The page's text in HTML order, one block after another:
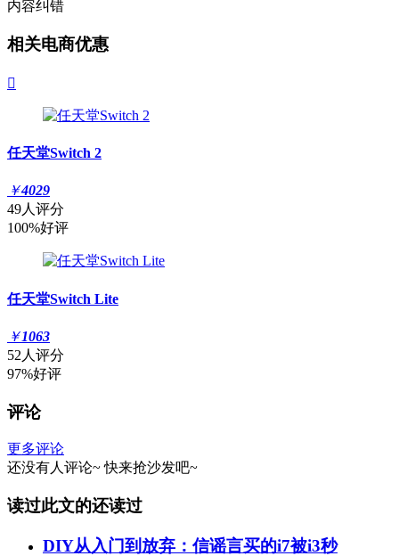
内容纠错
相关电商优惠

任天堂Switch 2
￥4029
49人评分
100%好评
任天堂Switch Lite
￥1063
52人评分
97%好评
评论
更多评论
还没有人评论~ 快来抢沙发吧~
读过此文的还读过
DIY从入门到放弃：信谣言买的i7被i3秒